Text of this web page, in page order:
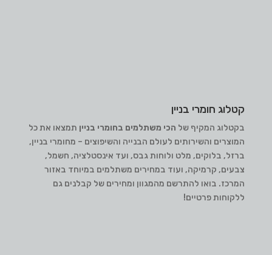
קטלוג חומרי בניין
בקטלוג המקיף של הכי משתלמים בחומרי בניין תמצאו את כל
המוצרים והשירותים לעולם הבנייה והשיפוצים – מחומרי בניין,
ברזל, בלוקים, מלט ולוחות גבס, ועד אינסטלציה, חשמל,
צבעים, קרמיקה, ועוד במחירים משתלמים במיוחד באזור
המרכז. בואו להתרשם מהמגוון ומחירים של קבלנים גם
ללקוחות פרטיים!